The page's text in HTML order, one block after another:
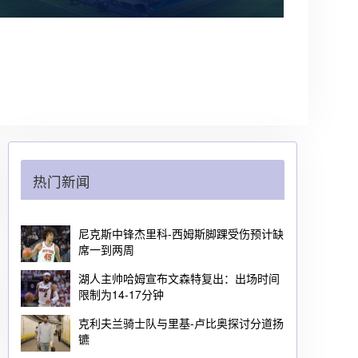
热门新闻
尼克斯中锋杰里科-西姆斯脚踝受伤预计缺
席一到两周
湖人主帅哈姆宣布文森特复出：出场时间
限制为14-17分钟
克利夫兰骑士队与里基-卢比奥探讨分道扬
镳